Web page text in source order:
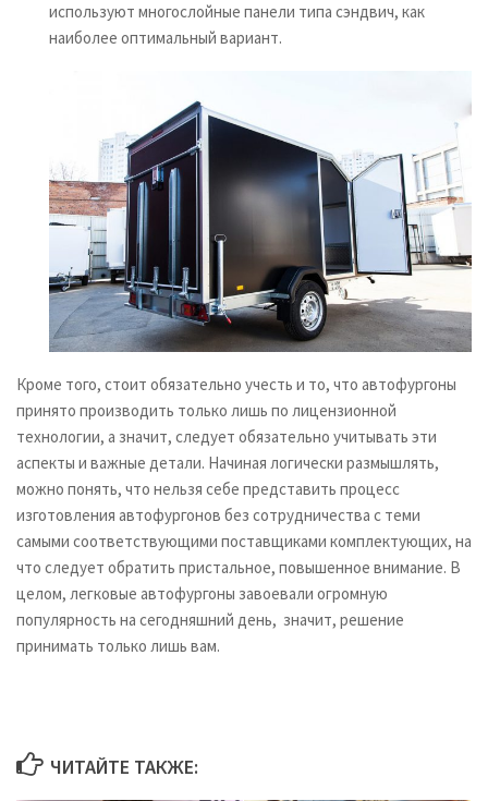
используют многослойные панели типа сэндвич, как
наиболее оптимальный вариант.
Кроме того, стоит обязательно учесть и то, что автофургоны
принято производить только лишь по лицензионной
технологии, а значит, следует обязательно учитывать эти
аспекты и важные детали. Начиная логически размышлять,
можно понять, что нельзя себе представить процесс
изготовления автофургонов без сотрудничества с теми
самыми соответствующими поставщиками комплектующих, на
что следует обратить пристальное, повышенное внимание. В
целом, легковые автофургоны завоевали огромную
популярность на сегодняшний день, значит, решение
принимать только лишь вам.
ЧИТАЙТЕ ТАКЖЕ: